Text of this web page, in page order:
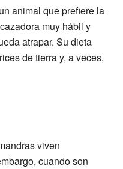
animal que prefiere la
muy hábil y
atrapar. Su dieta
de tierra y, a veces,
viven
cuando son